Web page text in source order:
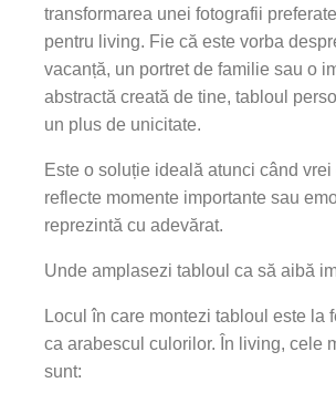
transformarea unei fotografii
pentru living. Fie că este vorba
vacanță, un portret de familie sau o
abstractă creată de tine, tabloul
un plus de unicitate.
Este o soluție ideală atunci când
reflecte momente importante sau
reprezintă cu adevărat.
Unde amplasezi tabloul ca să aibă
Locul în care montezi tabloul este la
ca arabescul culorilor. În living, cele
sunt: